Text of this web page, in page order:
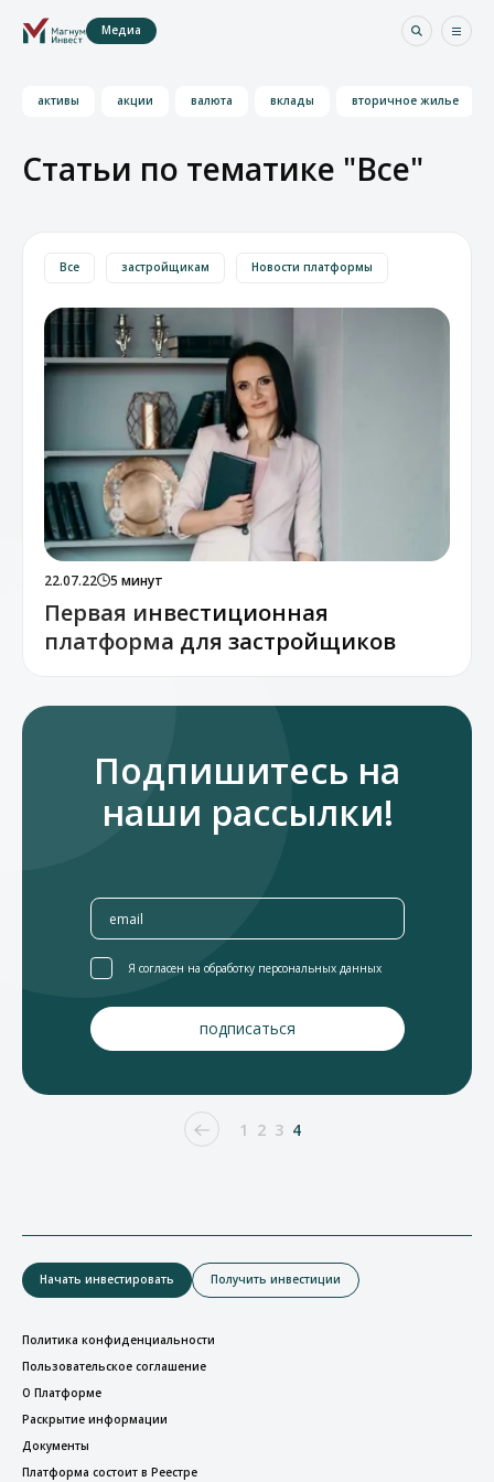
Медиа
активы акции валюта вклады вторичное жилье
Статьи по тематике "Все"
Все застройщикам Новости платформы
22.07.22 5 минут
Первая инвестиционная
платформа для застройщиков
Подпишитесь на
наши рассылки!
Я согласен на обработку персональных данных
1 2 3 4
Начать инвестировать Получить инвестиции
Политика конфиденциальности
Пользовательское соглашение
О Платформе
Раскрытие информации
Документы
Платформа состоит в Реестре